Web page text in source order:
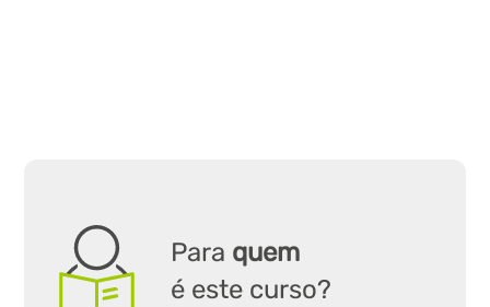
Para quem
é este curso?